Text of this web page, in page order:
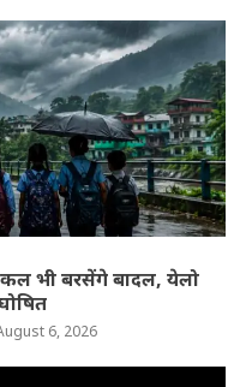
भी बरसेंगे बादल, येलो
6, 2026